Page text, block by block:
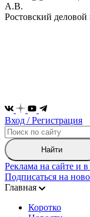
А.В.
Ростовский деловой
Вход / Регистрация
Найти
Реклама на сайте и в
Подписаться на
Главная
Коротко